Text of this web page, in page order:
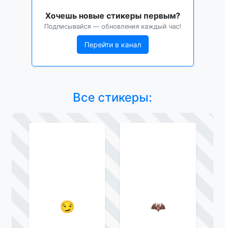
Хочешь новые стикеры первым?
Подписывайся — обновления каждый час!
Перейти в канал
Все стикеры:
😏 🦇